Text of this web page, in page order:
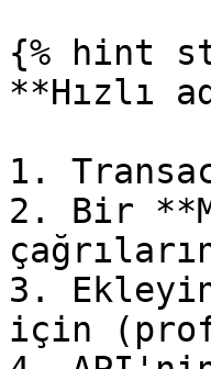
{% hint
**Hızlı
1.
2. Bir
3.
için